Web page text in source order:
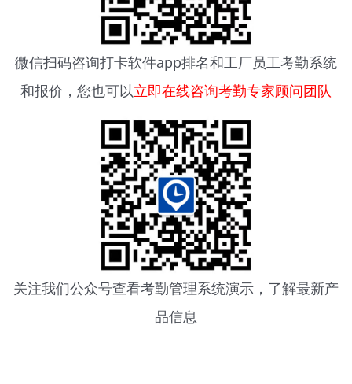
微信扫码咨询打卡软件app排名和工厂员工考勤系统
和报价，您也可以立即在线咨询考勤专家顾问团队
关注我们公众号查看考勤管理系统演示，了解最新产
品信息